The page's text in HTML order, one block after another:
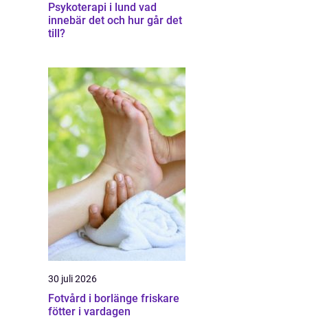
Psykoterapi i lund vad
innebär det och hur går det
till?
30 juli 2026
Fotvård i borlänge friskare
fötter i vardagen